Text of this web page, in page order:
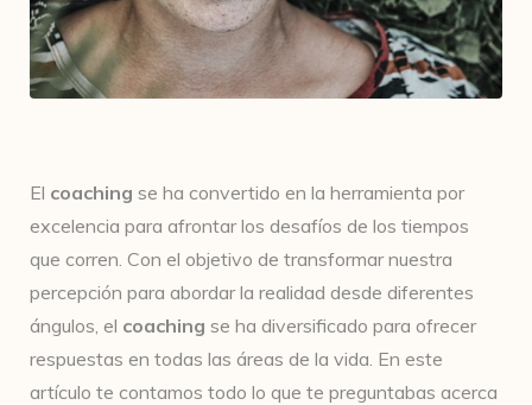
El coaching se ha convertido en la herramienta por
excelencia para afrontar los desafíos de los tiempos
que corren. Con el objetivo de transformar nuestra
percepción para abordar la realidad desde diferentes
ángulos, el coaching se ha diversificado para ofrecer
respuestas en todas las áreas de la vida. En este
artículo te contamos todo lo que te preguntabas acerca